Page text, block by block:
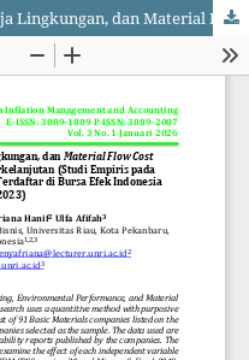
Pengaruh Akuntansi Hijau, Kinerja Lingkungan, dan Material Flow Cost Accounting Terhadap Pembangunan Berkelanjutan (Studi Empiris pada Perusahaan Sektor Basic Materials yang Terdaftar di Bursa Efek Indonesia Tahun 2021-2023)